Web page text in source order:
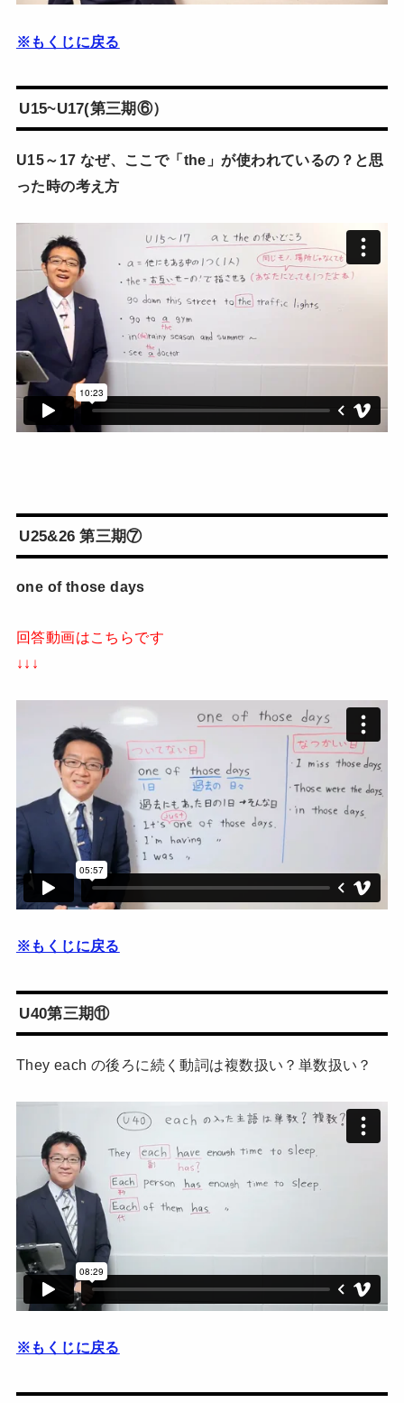
※もくじに戻る
U15~U17(第三期⑥）
U15～17 なぜ、ここで「the」が使われているの？と思
った時の考え方
U25&26 第三期⑦
one of those days
回答動画はこちらです
↓↓↓
※もくじに戻る
U40第三期⑪
They each の後ろに続く動詞は複数扱い？単数扱い？
※もくじに戻る